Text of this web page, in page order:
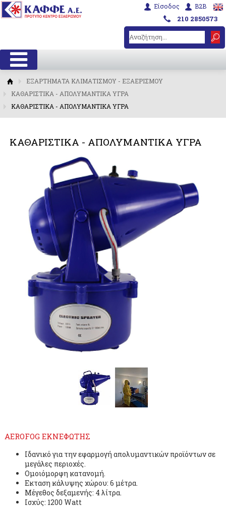
B2B
Είσοδος
210 2850573
ΕΞΑΡΤΗΜΑΤΑ ΚΛΙΜΑΤΙΣΜΟΥ - ΕΞΑΕΡΙΣΜΟΥ
ΚΑΘΑΡΙΣΤΙΚΑ - ΑΠΟΛΥΜΑΝΤΙΚΑ ΥΓΡΑ
ΚΑΘΑΡΙΣΤΙΚΑ - ΑΠΟΛΥΜΑΝΤΙΚΑ ΥΓΡΑ
ΚΑΘΑΡΙΣΤΙΚΑ - ΑΠΟΛΥΜΑΝΤΙΚΑ ΥΓΡΑ
AEROFOG ΕΚΝΕΦΩΤΗΣ
Ιδανικό για την εφαρμογή απολυμαντικών προϊόντων σε
μεγάλες περιοχές.
Ομοιόμορφη κατανομή.
Eκταση κάλυψης χώρου: 6 μέτρα.
Μέγεθος δεξαμενής: 4 λίτρα.
Ισχύς: 1200 Watt